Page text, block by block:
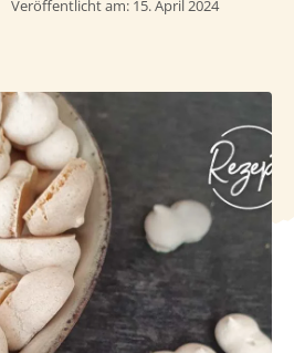
Veröffentlicht am: 15. April 2024